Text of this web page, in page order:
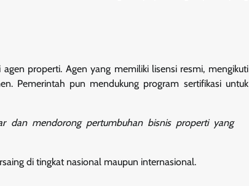
properti. Agen yang memiliki lisensi resmi, mengikuti
Pemerintah pun mendukung program sertifikasi untuk
dan mendorong pertumbuhan bisnis properti yang
di tingkat nasional maupun internasional.